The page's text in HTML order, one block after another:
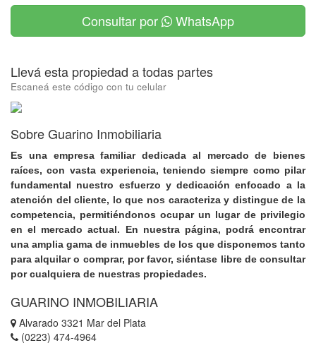
Consultar por WhatsApp
Llevá esta propiedad a todas partes
Escaneá este código con tu celular
Sobre Guarino Inmobiliaria
Es una empresa familiar dedicada al mercado de bienes
raíces, con vasta experiencia, teniendo siempre como pilar
fundamental nuestro esfuerzo y dedicación enfocado a la
atención del cliente, lo que nos caracteriza y distingue de la
competencia, permitiéndonos ocupar un lugar de privilegio
en el mercado actual. En nuestra página, podrá encontrar
una amplia gama de inmuebles de los que disponemos tanto
para alquilar o comprar, por favor, siéntase libre de consultar
por cualquiera de nuestras propiedades.
GUARINO INMOBILIARIA
Alvarado 3321 Mar del Plata
(0223) 474-4964